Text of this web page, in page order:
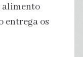
alimento
entrega os